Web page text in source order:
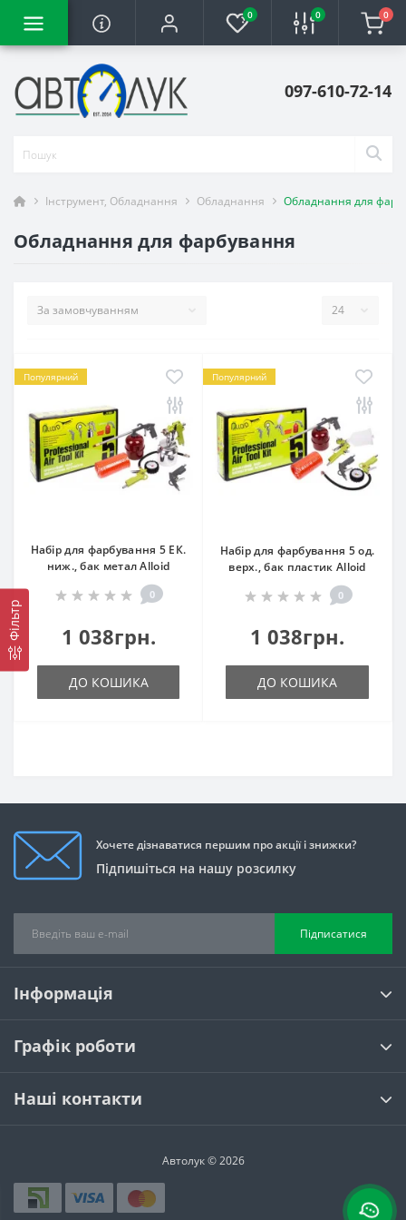
0 0 0
097-610-72-14
Інструмент, Обладнання Обладнання Обладнання для
Обладнання для фарбування
Фільтр
Популярний
Набір для фарбування 5 ЕК.
ниж., бак метал Alloid
0
1 038грн.
ДО КОШИКА
Популярний
Набір для фарбування 5 од.
верх., бак пластик Alloid
0
1 038грн.
ДО КОШИКА
Хочете дізнаватися першим про акції і знижки?
Підпишіться на нашу розсилку
Підписатися
Інформація
Графік роботи
Наші контакти
Автолук © 2026